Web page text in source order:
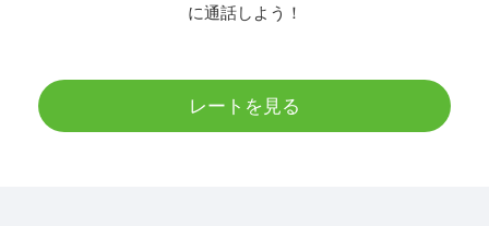
に通話しよう！
レートを見る